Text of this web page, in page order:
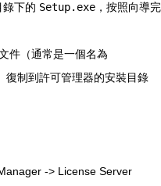
錄下的 Setup.exe ，按照向導完
件（通常是一個名為
復制到許可管理器的安裝目錄
-> License Server